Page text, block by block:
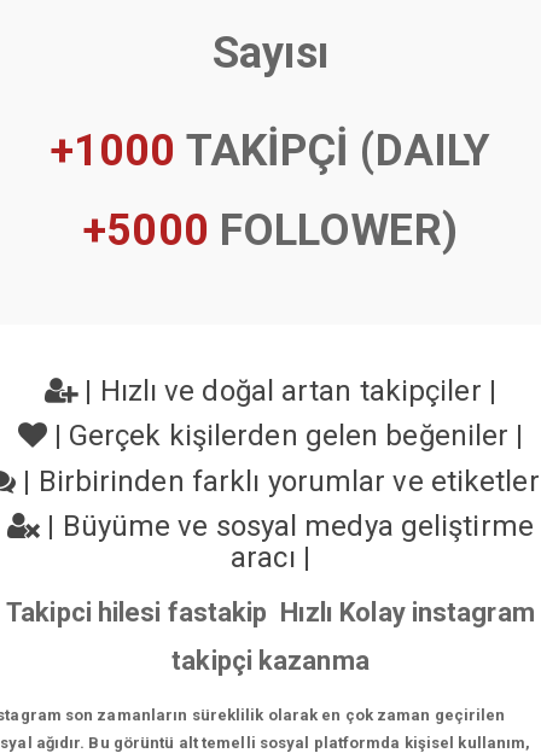
Sayısı
+1000 TAKİPÇİ (DAILY
+5000 FOLLOWER)
| Hızlı ve doğal artan takipçiler |
| Gerçek kişilerden gelen beğeniler |
| Birbirinden farklı yorumlar ve
| Büyüme ve sosyal medya geliştirme
aracı |
Takipci hilesi fastakip Hızlı Kolay instagram
takipçi kazanma
son zamanların süreklilik olarak en çok zaman geçirilen
ağıdır. Bu görüntü alt temelli sosyal platformda kişisel kullanım,